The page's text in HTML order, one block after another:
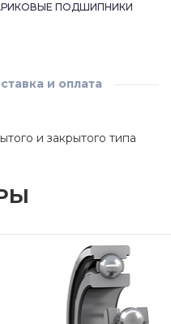
ПОДШИПНИКИ
и оплата
и закрытого типа
Под заказ